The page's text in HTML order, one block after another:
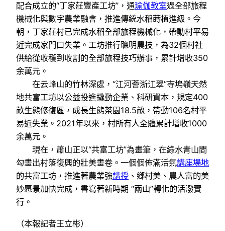
配合成立的“丁家莊豐產工坊”，通瑜伽教室過全部旅程
機械化與數字農業融會，推進傳統水稻蒔植進級。今
朝，丁家莊村已完成水稻全部旅程機械化，帶動村平易
近完成家門口失業。工坊推行聰明農技，為32個村社
供給從收穫到收割的全部旅程技巧辦事，累計增收350
余萬元。
在云峰山的竹林深處，“江河薈浙江翠”寺塢嶺天然
地共富工坊以公益投進撬動企業、科研資本，規定400
畝生態修復區，成長生態茶園18.5畝，帶動106名村平
易近失業。2021年以來，村所有人全體累計增收1000
余萬元。
現在，蕭山正以“共富工坊”為畫筆，在綠水青山間
勾畫出村落復興的壯美畫卷。一個個佈滿活氣講座場地
的共富工坊，推進著農業強講授 、鄉村美、農人富的美
妙愿景加快完成，書寫著新時期 “兩山”轉化的活潑實
行。
（本報記者王立彬）